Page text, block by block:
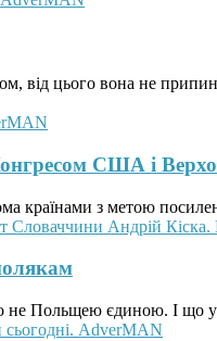
від цього вона не
США і
з метою
Польщею єдиною. І що у